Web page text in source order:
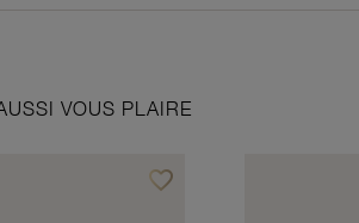
VOUS PLAIRE
favorite_borderAjouter à vos favoris